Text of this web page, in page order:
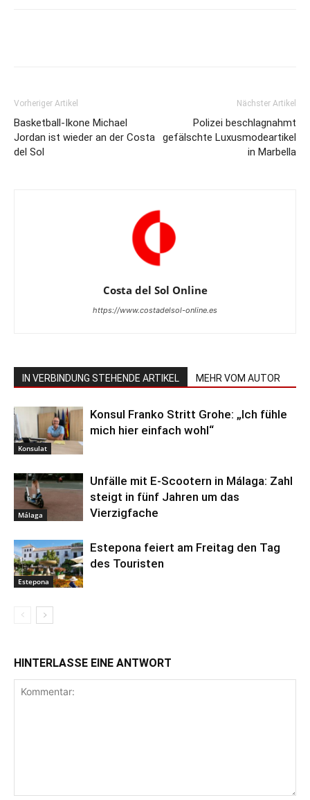
Vorheriger Artikel
Basketball-Ikone Michael
Jordan ist wieder an der Costa
del Sol
Nächster Artikel
Polizei beschlagnahmt
gefälschte Luxusmodeartikel
in Marbella
Costa del Sol Online
https://www.costadelsol-online.es
IN VERBINDUNG STEHENDE ARTIKEL MEHR VOM AUTOR
Konsulat
Konsul Franko Stritt Grohe: „Ich fühle
mich hier einfach wohl“
Málaga
Unfälle mit E-Scootern in Málaga: Zahl
steigt in fünf Jahren um das
Vierzigfache
Estepona
Estepona feiert am Freitag den Tag
des Touristen
HINTERLASSE EINE ANTWORT